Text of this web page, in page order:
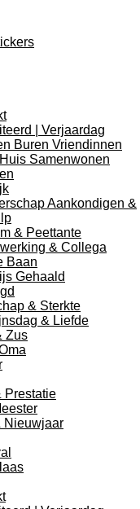
| Verjaardag
Buren Vriendinnen
Samenwonen
Aankondigen &
& Peettante
& Collega
Baan
Gehaald
& Sterkte
& Liefde
Zus
Prestatie
Nieuwjaar